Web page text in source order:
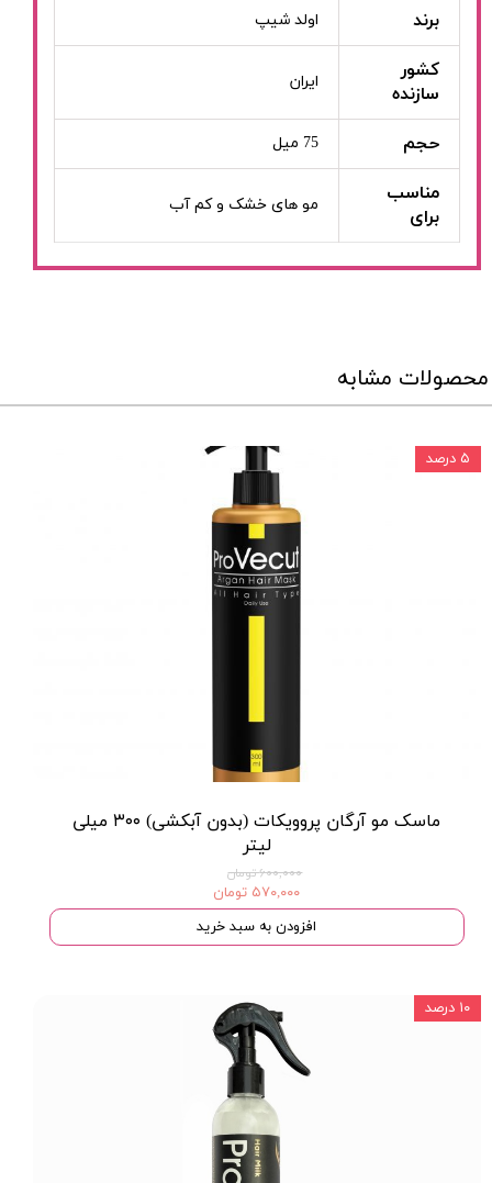
برند اولد شیپ
کشور
سازنده
ایران
حجم 75 میل
مناسب
برای
مو های خشک و کم آب
محصولات مشابه
ماسک مو آرگان پروویکات (بدون آبکشی) ۳۰۰ میلی
لیتر
۶۰۰,۰۰۰ تومان
۵۷۰,۰۰۰ تومان
افزودن به سبد خرید
۵ درصد
۱۰ درصد